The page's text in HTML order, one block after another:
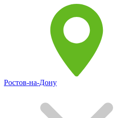
Ростов-на-Дону